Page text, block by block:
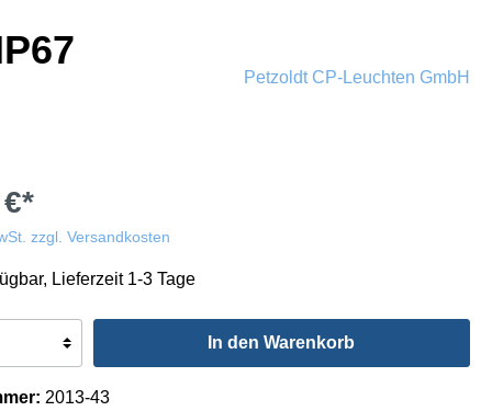
Petzoldt CP-Leuchten GmbH
zzgl. Versandkosten
Lieferzeit 1-3 Tage
In den Warenkorb
2013-43